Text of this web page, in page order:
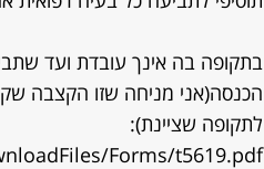
בתקופה בה אינך עובדת ועד
לתקופה שציינת):
Forms/t5619.pdf